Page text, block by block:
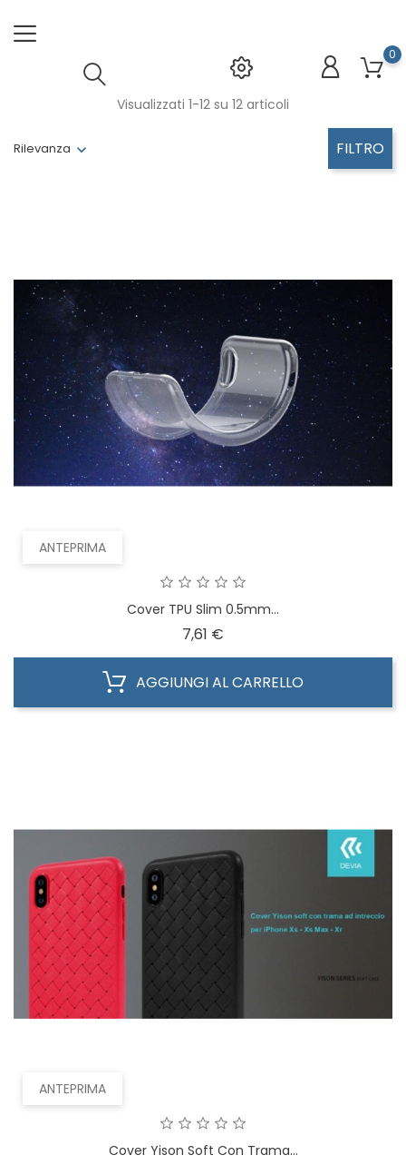
0
Rilevanza FILTRO
Visualizzati 1-12 su 12 articoli
ANTEPRIMA
Cover TPU Slim 0.5mm...
7,61 €
AGGIUNGI AL CARRELLO
ANTEPRIMA
Cover Yison Soft Con Trama...